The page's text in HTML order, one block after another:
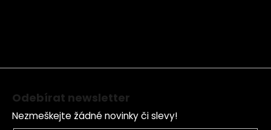
Odebírat newsletter
Nezmeškejte žádné novinky či slevy!